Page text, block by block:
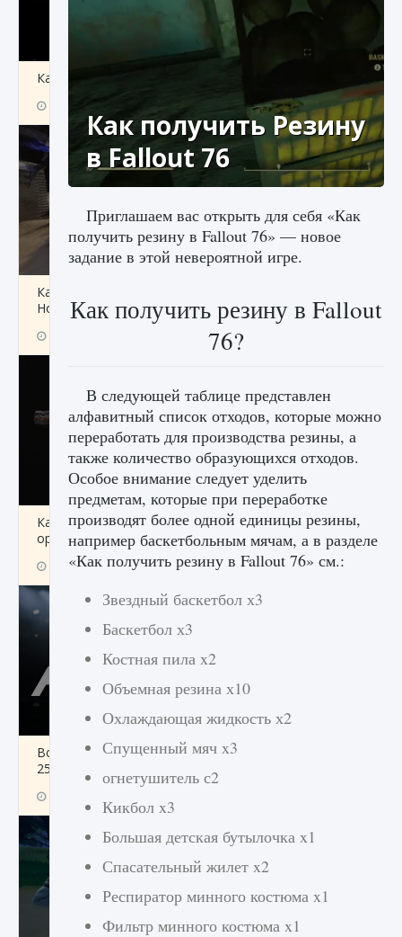
Как получить Thunder Egg в Stardew Valley
9 августа 2024 0 0
Как исправить неработающие награды For
Honor
1 205
Как разблокировать чертеж счастливого
оружия в MW3 и Warzone
9 августа 2024 1 151 0 0
Все новые функции Ultimate Team в EA FC
25
Как получить Резину
в Fallout 76
Приглашаем вас открыть для себя «Как
получить резину в Fallout 76» — новое
задание в этой невероятной игре.
Как получить резину в Fallout
76?
В следующей таблице представлен
алфавитный список отходов, которые можно
переработать для производства резины, а
также количество образующихся отходов.
Особое внимание следует уделить
предметам, которые при переработке
производят более одной единицы резины,
например баскетбольным мячам, а в разделе
«Как получить резину в Fallout 76» см.:
Звездный баскетбол х3
Баскетбол х3
Костная пила x2
Объемная резина х10
Охлаждающая жидкость х2
Спущенный мяч x3
огнетушитель с2
Кикбол x3
Большая детская бутылочка x1
Спасательный жилет x2
Респиратор минного костюма x1
Фильтр минного костюма x1